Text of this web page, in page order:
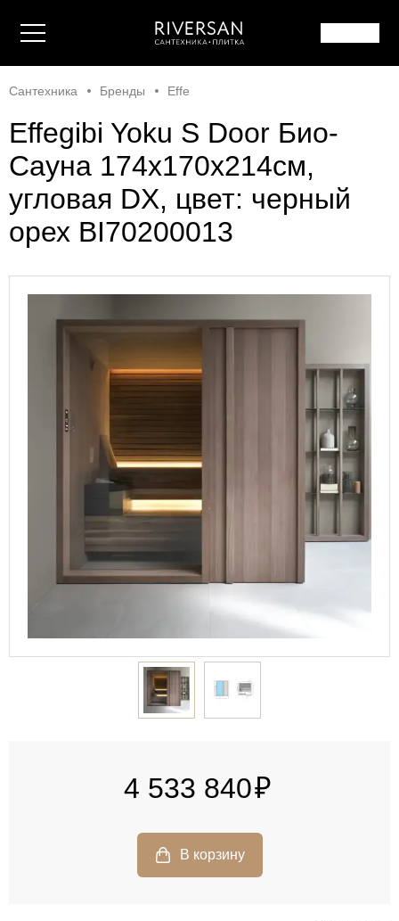
Сантехника Бренды Effe
Effegibi Yoku S Door Био-
Сауна 174x170х214см,
угловая DX, цвет: черный
орех BI70200013
4 533 840